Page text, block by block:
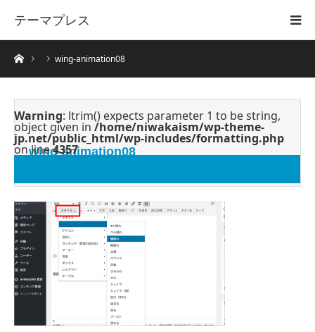
テーマプレス
ホーム wing-animation08
Warning: ltrim() expects parameter 1 to be string,
object given in /home/niwakaism/wp-theme-
jp.net/public_html/wp-includes/formatting.php
on line4357
wing-animation08